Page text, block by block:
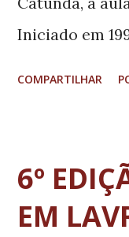
Iniciado em
12h às 18h,
de
diversos
COMPARTILHAR
6º
EM